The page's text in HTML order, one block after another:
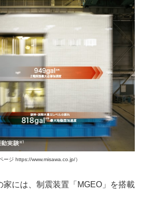
ージ https://www.misawa.co.jp/）
家には、制震装置「MGEO」を搭載